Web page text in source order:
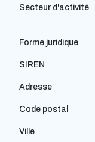
Secteur d'activité
Forme juridique
SIREN
Adresse
Code postal
Ville